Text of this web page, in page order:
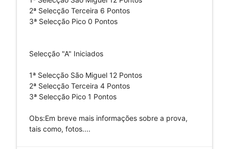
2ª Selecção Terceira 6 Pontos
3ª Selecção Pico 0 Pontos
Selecção "A" Iniciados
1ª Selecção São Miguel 12 Pontos
2ª Selecção Terceira 4 Pontos
3ª Selecção Pico 1 Pontos
Obs:Em breve mais informações sobre a prova,
tais como, fotos....